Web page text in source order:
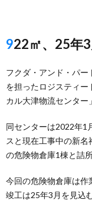
922㎡、25年
フクダ・アンド・パ
を担ったロジスティー
カル大津物流センター
同センターは2022年1
スと現在工事中の新
の危険物倉庫1棟と詰
今回の危険物倉庫は作
竣工は25年3月を見込む